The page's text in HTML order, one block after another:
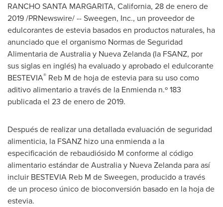
RANCHO SANTA MARGARITA, California, 28 de enero de
2019 /PRNewswire/ -- Sweegen, Inc., un proveedor de
edulcorantes de estevia basados en productos naturales, ha
anunciado que el organismo Normas de Seguridad
Alimentaria deAustraliay Nueva Zelanda (la FSANZ, por
sus siglas en inglés) ha evaluado y aprobado el edulcorante
BESTEVIA® Reb M de hoja de estevia para su uso como
aditivo alimentario a través de la Enmienda n.º 183
publicada el 23 de enero de 2019.
Después de realizar una detallada evaluación de seguridad
alimenticia, la FSANZ hizo una enmienda a la
especificación de rebaudiósido M conforme al código
alimentario estándar deAustraliay Nueva Zelanda para así
incluir BESTEVIA Reb M de Sweegen, producido a través
de un proceso único de bioconversión basado en la hoja de
estevia.